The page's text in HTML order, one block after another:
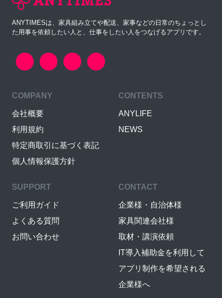
ANYTIMESは、家具組み立てや配送、家事などの日常のちょっとし
た用事を依頼したい人と、仕事をしたい人をつなげるアプリです。
COMPANY
会社概要
利用規約
特定商取引に基づく表記
個人情報保護方針
CONTENTS
ANYLIFE
NEWS
SUPPORT
ご利用ガイド
よくある質問
お問い合わせ
CONTACT
企業様・自治体様
家具関連会社様
取材・講演依頼
IT導入補助金を利用して
アプリ制作を希望される
企業様へ